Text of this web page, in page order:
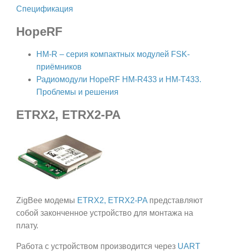
Спецификация
HopeRF
HM-R – серия компактных модулей FSK-
приёмников
Радиомодули HopeRF HM-R433 и HM-T433.
Проблемы и решения
ETRX2, ETRX2-PA
ZigBee модемы ETRX2, ETRX2-PA представляют
собой законченное устройство для монтажа на
плату.
Работа с устройством производится через UART